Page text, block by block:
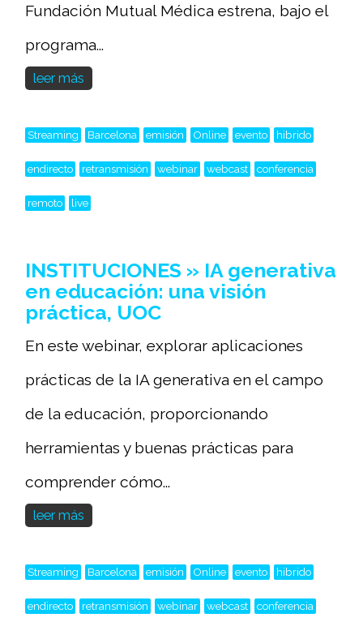
Fundación Mutual Médica estrena, bajo el
programa...
leer más
Streaming Barcelona emisión Online evento hibrido
endirecto retransmisión webinar webcast conferencia
remoto live
INSTITUCIONES » IA generativa
en educación: una visión
práctica, UOC
En este webinar, explorar aplicaciones
prácticas de la IA generativa en el campo
de la educación, proporcionando
herramientas y buenas prácticas para
comprender cómo...
leer más
Streaming Barcelona emisión Online evento hibrido
endirecto retransmisión webinar webcast conferencia